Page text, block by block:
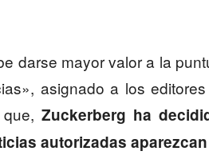
darse mayor valor a la
asignado a los
Zuckerberg ha
autorizadas